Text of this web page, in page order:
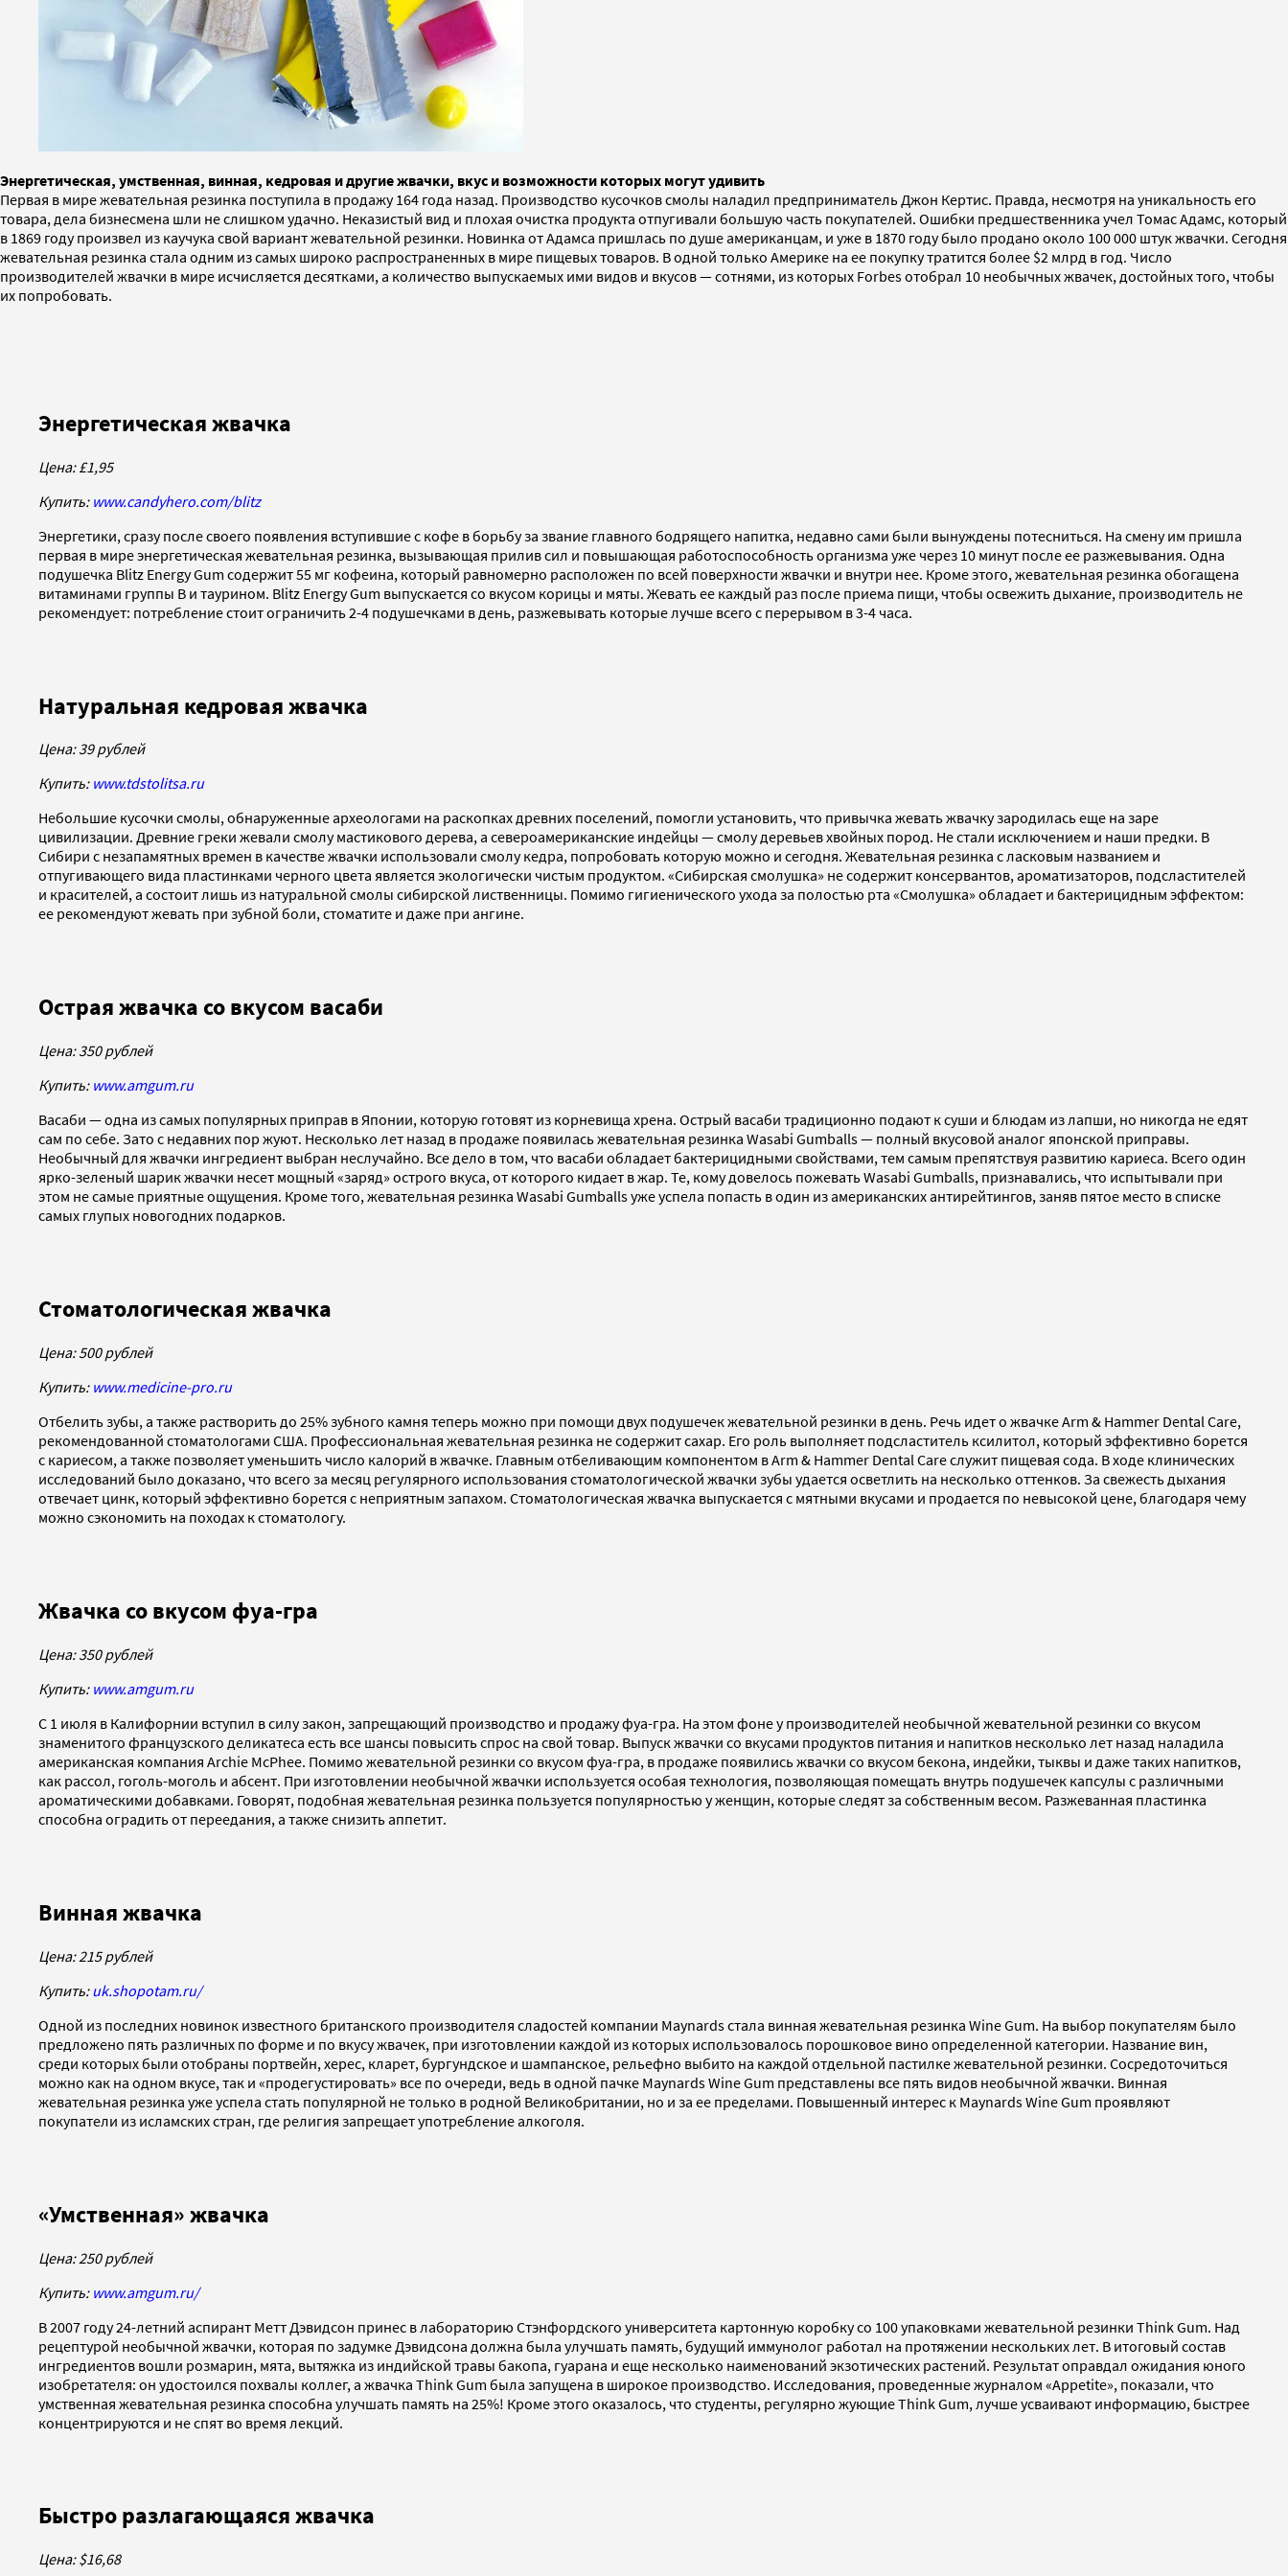
Энергетическая, умственная, винная, кедровая и другие жвачки, вкус и возможности которых могут удивить
Первая в мире жевательная резинка поступила в продажу 164 года назад. Производство кусочков смолы наладил предприниматель Джон Кертис. Правда, несмотря на уникальность его
товара, дела бизнесмена шли не слишком удачно. Неказистый вид и плохая очистка продукта отпугивали большую часть покупателей. Ошибки предшественника учел Томас Адамс, который
в 1869 году произвел из каучука свой вариант жевательной резинки. Новинка от Адамса пришлась по душе американцам, и уже в 1870 году было продано около 100 000 штук жвачки. Сегодня
жевательная резинка стала одним из самых широко распространенных в мире пищевых товаров. В одной только Америке на ее покупку тратится более $2 млрд в год. Число
производителей жвачки в мире исчисляется десятками, а количество выпускаемых ими видов и вкусов — сотнями, из которых Forbes отобрал 10 необычных жвачек, достойных того, чтобы
их попробовать.
Энергетическая жвачка
Цена: £1,95
Купить: www.candyhero.com/blitz
Энергетики, сразу после своего появления вступившие с кофе в борьбу за звание главного бодрящего напитка, недавно сами были вынуждены потесниться. На смену им пришла
первая в мире энергетическая жевательная резинка, вызывающая прилив сил и повышающая работоспособность организма уже через 10 минут после ее разжевывания. Одна
подушечка Blitz Energy Gum содержит 55 мг кофеина, который равномерно расположен по всей поверхности жвачки и внутри нее. Кроме этого, жевательная резинка обогащена
витаминами группы В и таурином. Blitz Energy Gum выпускается со вкусом корицы и мяты. Жевать ее каждый раз после приема пищи, чтобы освежить дыхание, производитель не
рекомендует: потребление стоит ограничить 2-4 подушечками в день, разжевывать которые лучше всего с перерывом в 3-4 часа.
Натуральная кедровая жвачка
Цена: 39 рублей
Купить: www.tdstolitsa.ru
Небольшие кусочки смолы, обнаруженные археологами на раскопках древних поселений, помогли установить, что привычка жевать жвачку зародилась еще на заре
цивилизации. Древние греки жевали смолу мастикового дерева, а североамериканские индейцы — смолу деревьев хвойных пород. Не стали исключением и наши предки. В
Сибири с незапамятных времен в качестве жвачки использовали смолу кедра, попробовать которую можно и сегодня. Жевательная резинка с ласковым названием и
отпугивающего вида пластинками черного цвета является экологически чистым продуктом. «Сибирская смолушка» не содержит консервантов, ароматизаторов, подсластителей
и красителей, а состоит лишь из натуральной смолы сибирской лиственницы. Помимо гигиенического ухода за полостью рта «Смолушка» обладает и бактерицидным эффектом:
ее рекомендуют жевать при зубной боли, стоматите и даже при ангине.
Острая жвачка со вкусом васаби
Цена: 350 рублей
Купить: www.amgum.ru
Васаби — одна из самых популярных приправ в Японии, которую готовят из корневища хрена. Острый васаби традиционно подают к суши и блюдам из лапши, но никогда не едят
сам по себе. Зато с недавних пор жуют. Несколько лет назад в продаже появилась жевательная резинка Wasabi Gumballs — полный вкусовой аналог японской приправы.
Необычный для жвачки ингредиент выбран неслучайно. Все дело в том, что васаби обладает бактерицидными свойствами, тем самым препятствуя развитию кариеса. Всего один
ярко-зеленый шарик жвачки несет мощный «заряд» острого вкуса, от которого кидает в жар. Те, кому довелось пожевать Wasabi Gumballs, признавались, что испытывали при
этом не самые приятные ощущения. Кроме того, жевательная резинка Wasabi Gumballs уже успела попасть в один из американских антирейтингов, заняв пятое место в списке
самых глупых новогодних подарков.
Стоматологическая жвачка
Цена: 500 рублей
Купить: www.medicine-pro.ru
Отбелить зубы, а также растворить до 25% зубного камня теперь можно при помощи двух подушечек жевательной резинки в день. Речь идет о жвачке Arm & Hammer Dental Care,
рекомендованной стоматологами США. Профессиональная жевательная резинка не содержит сахар. Его роль выполняет подсластитель ксилитол, который эффективно борется
с кариесом, а также позволяет уменьшить число калорий в жвачке. Главным отбеливающим компонентом в Arm & Hammer Dental Care служит пищевая сода. В ходе клинических
исследований было доказано, что всего за месяц регулярного использования стоматологической жвачки зубы удается осветлить на несколько оттенков. За свежесть дыхания
отвечает цинк, который эффективно борется с неприятным запахом. Стоматологическая жвачка выпускается с мятными вкусами и продается по невысокой цене, благодаря чему
можно сэкономить на походах к стоматологу.
Жвачка со вкусом фуа-гра
Цена: 350 рублей
Купить: www.amgum.ru
С 1 июля в Калифорнии вступил в силу закон, запрещающий производство и продажу фуа-гра. На этом фоне у производителей необычной жевательной резинки со вкусом
знаменитого французского деликатеса есть все шансы повысить спрос на свой товар. Выпуск жвачки со вкусами продуктов питания и напитков несколько лет назад наладила
американская компания Archie McPhee. Помимо жевательной резинки со вкусом фуа-гра, в продаже появились жвачки со вкусом бекона, индейки, тыквы и даже таких напитков,
как рассол, гоголь-моголь и абсент. При изготовлении необычной жвачки используется особая технология, позволяющая помещать внутрь подушечек капсулы с различными
ароматическими добавками. Говорят, подобная жевательная резинка пользуется популярностью у женщин, которые следят за собственным весом. Разжеванная пластинка
способна оградить от переедания, а также снизить аппетит.
Винная жвачка
Цена: 215 рублей
Купить:uk.shopotam.ru/
Одной из последних новинок известного британского производителя сладостей компании Maynards стала винная жевательная резинка Wine Gum. На выбор покупателям было
предложено пять различных по форме и по вкусу жвачек, при изготовлении каждой из которых использовалось порошковое вино определенной категории. Название вин,
среди которых были отобраны портвейн, херес, кларет, бургундское и шампанское, рельефно выбито на каждой отдельной пастилке жевательной резинки. Сосредоточиться
можно как на одном вкусе, так и «продегустировать» все по очереди, ведь в одной пачке Maynards Wine Gum представлены все пять видов необычной жвачки. Винная
жевательная резинка уже успела стать популярной не только в родной Великобритании, но и за ее пределами. Повышенный интерес к Maynards Wine Gum проявляют
покупатели из исламских стран, где религия запрещает употребление алкоголя.
«Умственная» жвачка
Цена: 250 рублей
Купить: www.amgum.ru/
В 2007 году 24-летний аспирант Метт Дэвидсон принес в лабораторию Стэнфордского университета картонную коробку со 100 упаковками жевательной резинки Think Gum. Над
рецептурой необычной жвачки, которая по задумке Дэвидсона должна была улучшать память, будущий иммунолог работал на протяжении нескольких лет. В итоговый состав
ингредиентов вошли розмарин, мята, вытяжка из индийской травы бакопа, гуарана и еще несколько наименований экзотических растений. Результат оправдал ожидания юного
изобретателя: он удостоился похвалы коллег, а жвачка Think Gum была запущена в широкое производство. Исследования, проведенные журналом «Appetite», показали, что
умственная жевательная резинка способна улучшать память на 25%! Кроме этого оказалось, что студенты, регулярно жующие Think Gum, лучше усваивают информацию, быстрее
концентрируются и не спят во время лекций.
Быстро разлагающаяся жвачка
Цена: $16,68